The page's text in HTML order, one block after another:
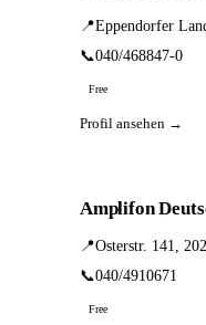
📍Eppendorfer
📞040/468847-0
Free
Profil ansehen →
Amplifon
📍Osterstr. 141,
📞040/4910671
Free